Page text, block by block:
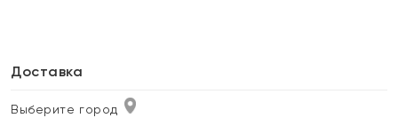
Доставка
Выберите город